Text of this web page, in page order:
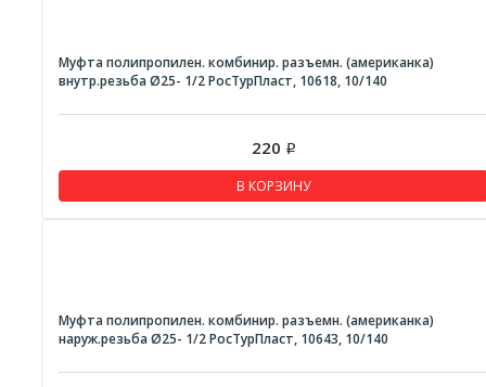
Муфта полипропилен. комбинир. разъемн. (американка)
внутр.резьба Ø25- 1/2 РосТурПласт, 10618, 10/140
220 Р
В КОРЗИНУ
Муфта полипропилен. комбинир. разъемн. (американка)
наруж.резьба Ø25- 1/2 РосТурПласт, 10643, 10/140